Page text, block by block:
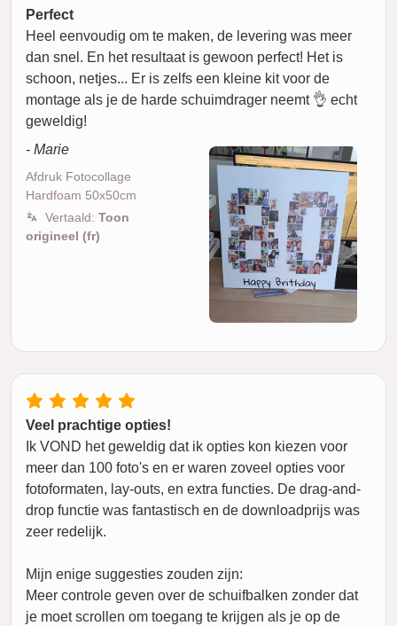
Perfect
Heel eenvoudig om te maken, de levering was meer
dan snel. En het resultaat is gewoon perfect! Het is
schoon, netjes... Er is zelfs een kleine kit voor de
montage als je de harde schuimdrager neemt 👌 echt
geweldig!
- Marie
Afdruk Fotocollage
Hardfoam 50x50cm
Vertaald: Toon
origineel (fr)
Veel prachtige opties!
Ik VOND het geweldig dat ik opties kon kiezen voor
meer dan 100 foto's en er waren zoveel opties voor
fotoformaten, lay-outs, en extra functies. De drag-and-
drop functie was fantastisch en de downloadprijs was
zeer redelijk.
Mijn enige suggesties zouden zijn:
Meer controle geven over de schuifbalken zonder dat
je moet scrollen om toegang te krijgen als je op de